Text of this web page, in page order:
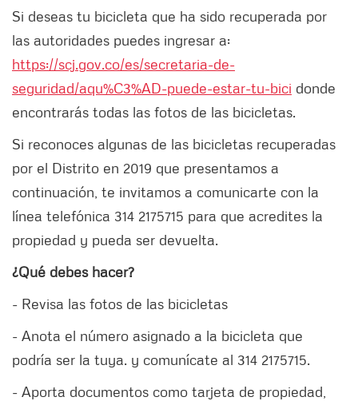
Si deseas tu bicicleta que ha sido recuperada por
las autoridades puedes ingresar a:
https://scj.gov.co/es/secretaria-de-
seguridad/aqu%C3%AD-puede-estar-tu-bici donde
encontrarás todas las fotos de las bicicletas.
Si reconoces algunas de las bicicletas recuperadas
por el Distrito en 2019 que presentamos a
continuación, te invitamos a comunicarte con la
línea telefónica 314 2175715 para que acredites la
propiedad y pueda ser devuelta.
¿Qué debes hacer?
- Revisa las fotos de las bicicletas
- Anota el número asignado a la bicicleta que
podría ser la tuya. y comunícate al 314 2175715.
- Aporta documentos como tarjeta de propiedad,